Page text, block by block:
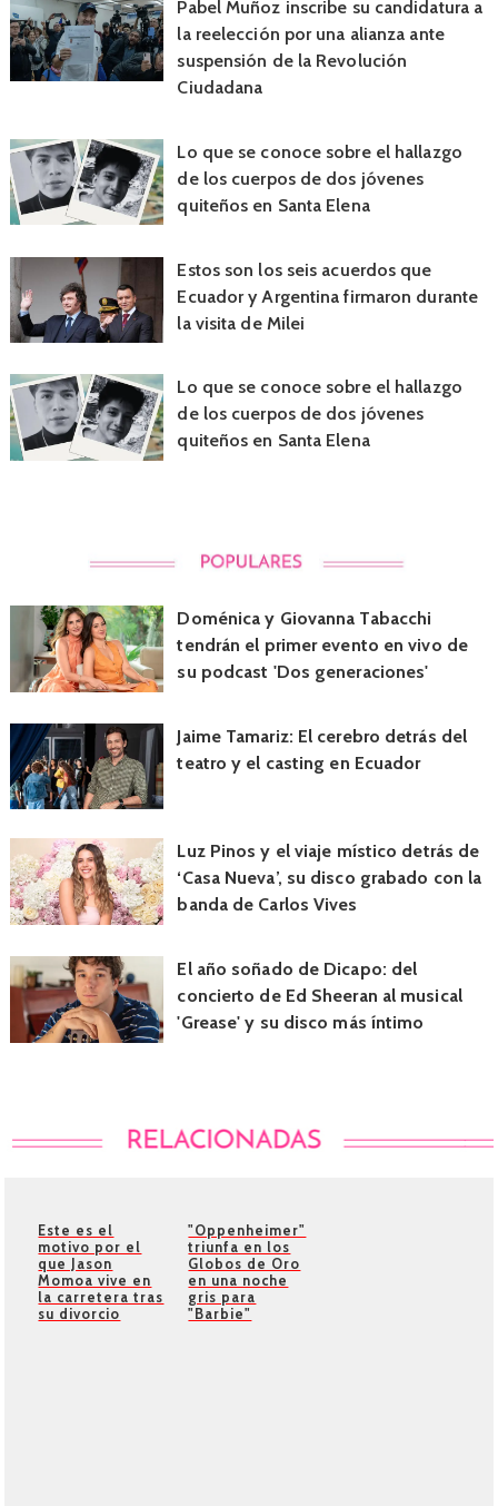
Pabel Muñoz inscribe su candidatura a
la reelección por una alianza ante
suspensión de la Revolución
Ciudadana
Lo que se conoce sobre el hallazgo
de los cuerpos de dos jóvenes
quiteños en Santa Elena
Estos son los seis acuerdos que
Ecuador y Argentina firmaron durante
la visita de Milei
Lo que se conoce sobre el hallazgo
de los cuerpos de dos jóvenes
quiteños en Santa Elena
Doménica y Giovanna Tabacchi
tendrán el primer evento en vivo de
su podcast 'Dos generaciones'
Jaime Tamariz: El cerebro detrás del
teatro y el casting en Ecuador
Luz Pinos y el viaje místico detrás de
‘Casa Nueva’, su disco grabado con la
banda de Carlos Vives
El año soñado de Dicapo: del
concierto de Ed Sheeran al musical
'Grease' y su disco más íntimo
Este es el
motivo por el
que Jason
Momoa vive en
la carretera tras
su divorcio
"Oppenheimer"
triunfa en los
Globos de Oro
en una noche
gris para
"Barbie"